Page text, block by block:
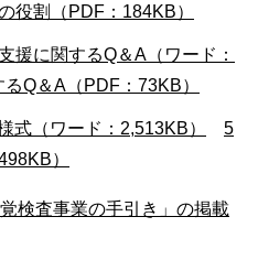
役割（PDF：184KB）
援に関するQ＆A（ワード：
Q＆A（PDF：73KB）
式（ワード：2,513KB）
5
）
検査事業の手引き」の掲載